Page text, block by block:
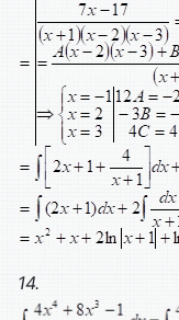
14.